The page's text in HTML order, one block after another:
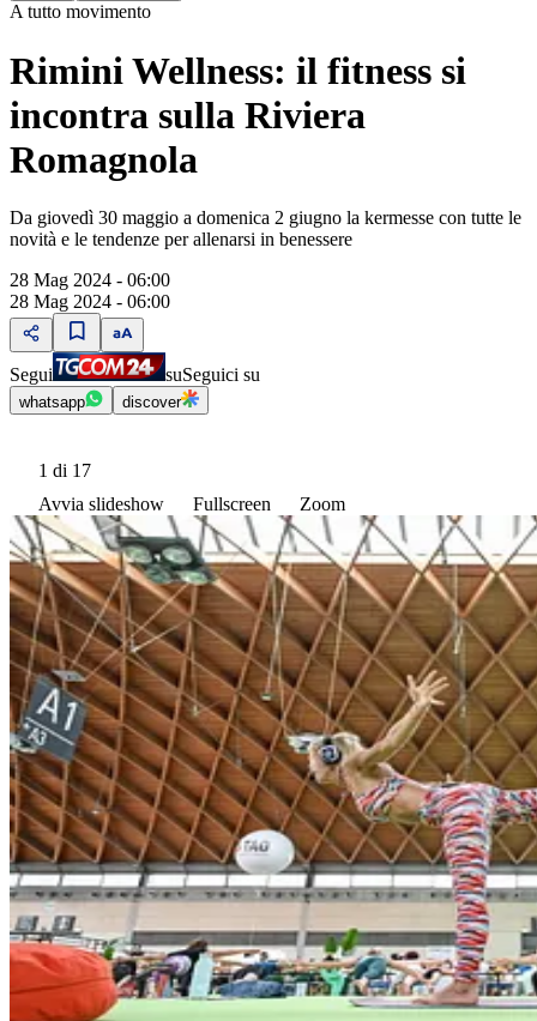
A tutto movimento
Rimini Wellness: il fitness si
incontra sulla Riviera
Romagnola
Da giovedì 30 maggio a domenica 2 giugno la kermesse con tutte le
novità e le tendenze per allenarsi in benessere
28 Mag 2024 - 06:00
28 Mag 2024 - 06:00
Segui suSeguici su
whatsapp discover
1 di 17
Avvia slideshow
Fullscreen Zoom